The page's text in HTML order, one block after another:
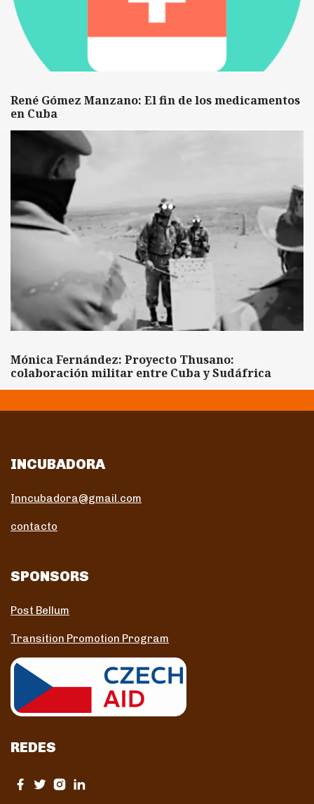
René Gómez Manzano: El fin de los medicamentos
en Cuba
Mónica Fernández: Proyecto Thusano:
colaboración militar entre Cuba y Sudáfrica
INCUBADORA
Inncubadora@gmail.com
contacto
SPONSORS
Post Bellum
Transition Promotion Program
REDES